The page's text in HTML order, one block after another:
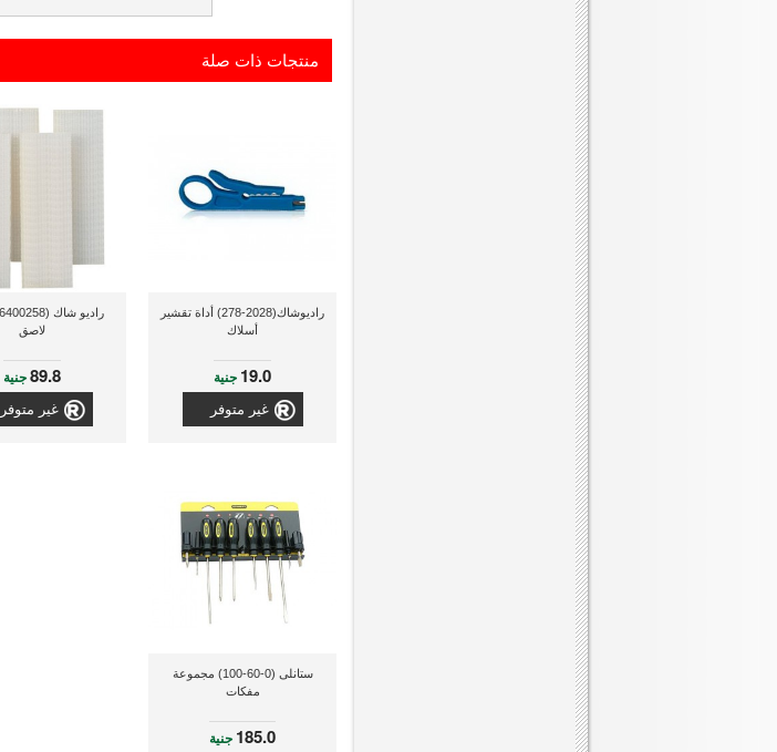
منتجات ذات صلة
راديوشاك(2028-278) أداة تقشير
أسلاك
19.0 جنية
غير متوفر
لاصق
89.8جنية
غير متوفر
ستانلى (0-60-100) مجموعة
مفكات
185.0 جنية